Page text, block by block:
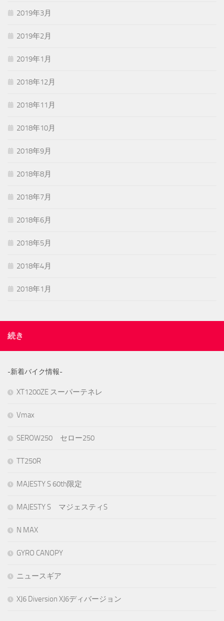
2019年3月
2019年2月
2019年1月
2018年12月
2018年11月
2018年10月
2018年9月
2018年8月
2018年7月
2018年6月
2018年5月
2018年4月
2018年1月
続き
-新着バイク情報-
XT1200ZE スーパーテネレ
Vmax
SEROW250 セロー250
TT250R
MAJESTY S 60th限定
MAJESTY S マジェスティS
N MAX
GYRO CANOPY
ニュースギア
XJ6 Diversion XJ6ディバージョン